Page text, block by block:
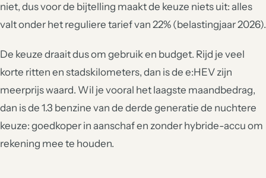
niet, dus voor de bijtelling maakt de keuze niets uit: alles
valt onder het reguliere tarief van 22% (belastingjaar 2026).
De keuze draait dus om gebruik en budget. Rijd je veel
korte ritten en stadskilometers, dan is de e:HEV zijn
meerprijs waard. Wil je vooral het laagste maandbedrag,
dan is de 1.3 benzine van de derde generatie de nuchtere
keuze: goedkoper in aanschaf en zonder hybride-accu om
rekening mee te houden.